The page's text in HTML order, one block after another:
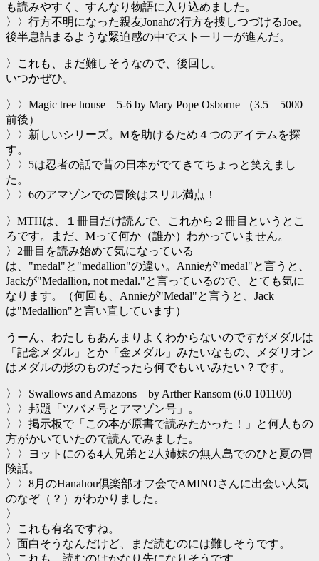
も読みやすく、すんなり物語に入り込めました。
〉〉行方不明になった親友Jonahの行方を捜しつづけるJoe。
後半息詰まるような緊迫感の中でストーリーが進んだ。
〉これも、まだ難しそうなので、後回し。
いつかぜひ。
〉〉Magic tree house 5-6 by Mary Pope Osborne （3.5 5000
前後）
〉〉新しいシリーズ。Mを助けるため４つのアイテムを探
す。
〉〉5は忍者の話で昔の日本がでてきてちょっと笑えまし
た。
〉〉6のアマゾンでの冒険はスリル満点！
〉MTHは、１冊目だけ読んで、これから２冊目というとこ
ろです。まだ、Mって何か（誰か）わかっていません。
〉2冊目を読み始めて気になっている
は、"medal"と"medallion"の違い。Annieが"medal"と言うと、
Jackが"Medallion, not medal."と言っているので、とても気に
なります。（何回も、Annieが"Medal"と言うと、Jack
は"Medallion"と言い直しています）
うーん、わたしもあんまりよくわからないのですがメダルは
「記念メダル」とか「金メダル」みたいなもの、メダリオン
はメダルの形のものだったら何でもいいみたい？です。
〉〉Swallows and Amazons by Arther Ransom (6.0 101100)
〉〉邦題「ツバメ号とアマゾン号」。
〉〉掲示板で「この本が原書で読みたかった！」と何人もの
方がかいていたので読んでみました。
〉〉ヨットにのる4人兄弟と2人姉妹の無人島でのひと夏の冒
険話。
〉〉8月のHanahou倶楽部オフ会でAMINOさんに出会い人気
のなぞ（？）がわかりました。
〉
〉これも有名ですね。
〉面白そうなんだけど、まだ読むのには難しそうです。
〉これも、読むのはかなり先になりそうです。